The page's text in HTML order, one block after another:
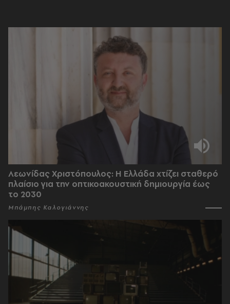
Λεωνίδας Χριστόπουλος: Η Ελλάδα χτίζει σταθερό
πλαίσιο για την οπτικοακουστική δημιουργία έως
το 2030
Μπάμπης Καλογιάννης